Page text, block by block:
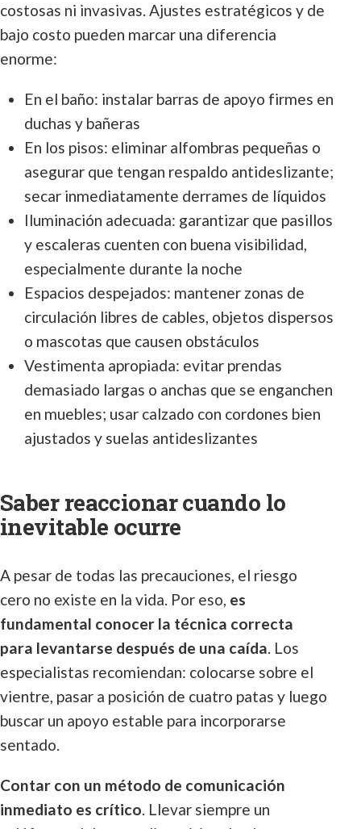
costosas ni invasivas. Ajustes estratégicos y de
bajo costo pueden marcar una diferencia
enorme:
En el baño: instalar barras de apoyo firmes en
duchas y bañeras
En los pisos: eliminar alfombras pequeñas o
asegurar que tengan respaldo antideslizante;
secar inmediatamente derrames de líquidos
Iluminación adecuada: garantizar que pasillos
y escaleras cuenten con buena visibilidad,
especialmente durante la noche
Espacios despejados: mantener zonas de
circulación libres de cables, objetos dispersos
o mascotas que causen obstáculos
Vestimenta apropiada: evitar prendas
demasiado largas o anchas que se enganchen
en muebles; usar calzado con cordones bien
ajustados y suelas antideslizantes
Saber reaccionar cuando lo
inevitable ocurre
A pesar de todas las precauciones, el riesgo
cero no existe en la vida. Por eso, es
fundamental conocer la técnica correcta
para levantarse después de una caída. Los
especialistas recomiendan: colocarse sobre el
vientre, pasar a posición de cuatro patas y luego
buscar un apoyo estable para incorporarse
sentado.
Contar con un método de comunicación
inmediato es crítico. Llevar siempre un